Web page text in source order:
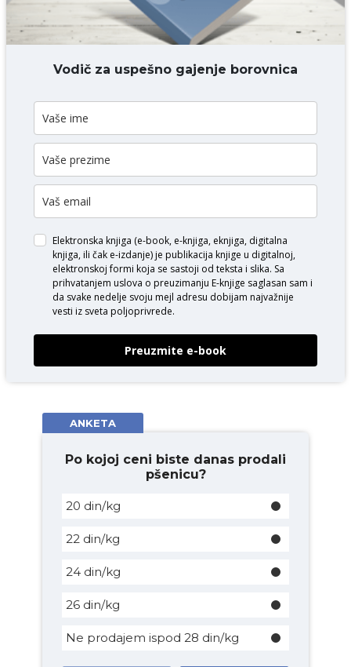
DODAJ KOMENTAR
Vodič za uspešno gajenje borovnica
Elektronska knjiga (e-book, e-knjiga, eknjiga, digitalna
knjiga, ili čak e-izdanje) je publikacija knjige u digitalnoj,
elektronskoj formi koja se sastoji od teksta i slika. Sa
prihvatanjem uslova o preuzimanju E-knjige saglasan sam i
da svake nedelje svoju mejl adresu dobijam najvažnije
vesti iz sveta poljoprivrede.
Preuzmite e-book
ANKETA
Po kojoj ceni biste danas prodali
pšenicu?
20 din/kg
22 din/kg
24 din/kg
26 din/kg
Ne prodajem ispod 28 din/kg